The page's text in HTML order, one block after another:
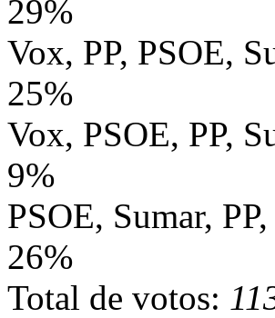
29%
Vox, PP, PSOE,
25%
Vox, PSOE, PP,
9%
PSOE, Sumar,
26%
Total de votos: